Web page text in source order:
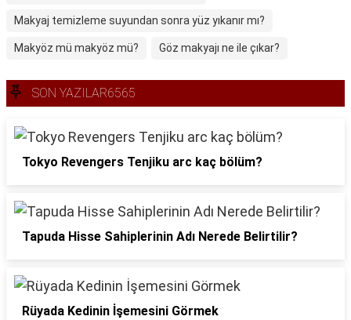
Makyaj temizleme suyundan sonra yüz yıkanır mı?
Makyöz mü makyöz mü? Göz makyajı ne ile çıkar?
SON YAZILAR6565
Tokyo Revengers Tenjiku arc kaç bölüm?
Tapuda Hisse Sahiplerinin Adı Nerede Belirtilir?
Rüyada Kedinin İşemesini Görmek